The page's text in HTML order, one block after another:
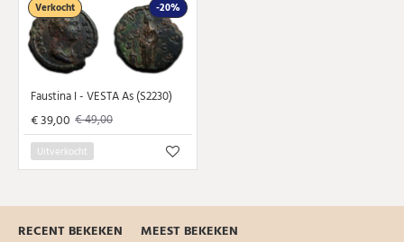
-20%
Verkocht
Faustina I - VESTA As (S2230)
€ 39,00 € 49,00
Uitverkocht
RECENT BEKEKEN MEEST BEKEKEN